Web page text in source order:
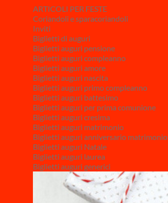
ARTICOLI PER FESTE
Coriandoli e sparacoriandoli
Inviti
Biglietti di auguri
Biglietti auguri pensione
Biglietti auguri compleanno
Biglietti auguri amore
Biglietti auguri nascita
Biglietti auguri primo compleanno
Biglietti auguri battesimo
Biglietti auguri per prima comunione
Biglietti auguri cresima
Biglietti auguri matrimonio
Biglietti auguri anniversario matrimonio
Biglietti auguri Natale
Biglietti auguri laurea
Biglietti auguri generici